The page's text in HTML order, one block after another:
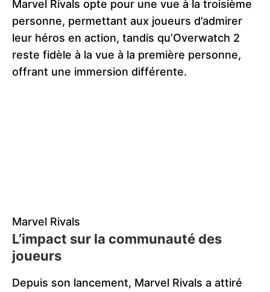
Marvel Rivals opte pour une vue à la troisième
personne, permettant aux joueurs d’admirer
leur héros en action, tandis qu’Overwatch 2
reste fidèle à la vue à la première personne,
offrant une immersion différente.
Marvel Rivals
L’impact sur la communauté des
joueurs
Depuis son lancement, Marvel Rivals a attiré